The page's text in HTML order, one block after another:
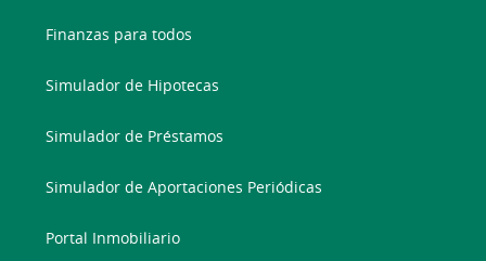
Finanzas para todos
Simulador de Hipotecas
Simulador de Préstamos
Simulador de Aportaciones Periódicas
Portal Inmobiliario